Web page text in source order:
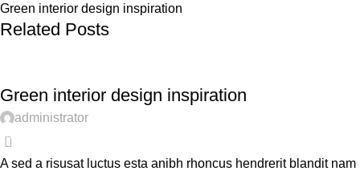
Green interior design inspiration
Related Posts
Green interior design inspiration
administrator
0
A sed a risusat luctus esta anibh rhoncus hendrerit blandit nam